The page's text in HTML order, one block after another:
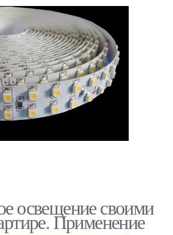
освещение своими
Применение